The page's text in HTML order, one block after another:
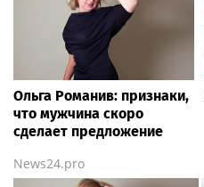
Ольга Романив: признаки,
что мужчина скоро
сделает предложение
News24.pro